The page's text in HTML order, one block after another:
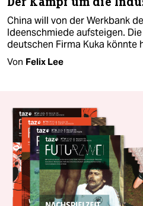
China will von der Werkbank
Ideenschmiede aufsteigen.
deutschen Firma Kuka könnte
Von Felix Lee